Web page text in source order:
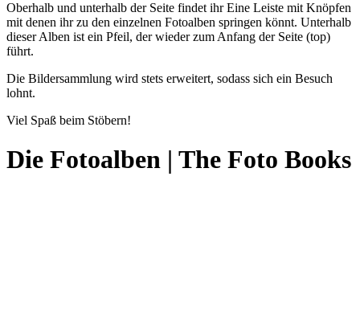
Oberhalb und unterhalb der Seite findet ihr Eine Leiste mit Knöpfen
mit denen ihr zu den einzelnen Fotoalben springen könnt. Unterhalb
dieser Alben ist ein Pfeil, der wieder zum Anfang der Seite (top)
führt.
Die Bildersammlung wird stets erweitert, sodass sich ein Besuch
lohnt.
Viel Spaß beim Stöbern!
Die Fotoalben | The Foto Books